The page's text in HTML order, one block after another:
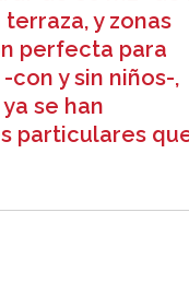
y zonas
perfecta para
-con y sin niños-,
se han
particulares